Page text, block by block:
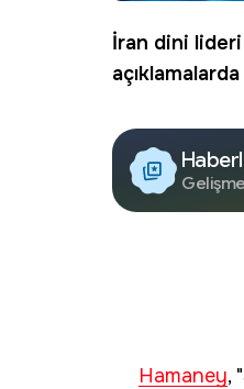
İran dini
Hamaney,